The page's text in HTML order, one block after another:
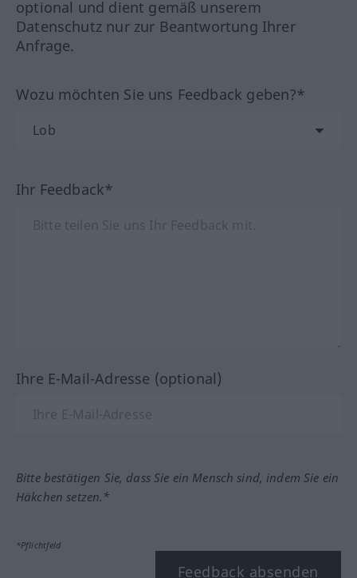
optional und dient gemäß unserem
Datenschutz nur zur Beantwortung Ihrer
Anfrage.
Wozu möchten Sie uns Feedback geben?*
Ihr Feedback*
Ihre E-Mail-Adresse (optional)
Bitte bestätigen Sie, dass Sie ein Mensch sind, indem Sie ein
Häkchen setzen.*
*Pflichtfeld
Feedback absenden